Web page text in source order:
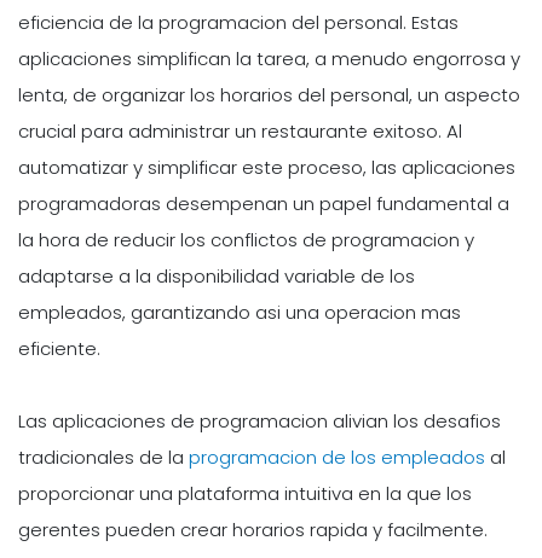
eficiencia de la programacion del personal. Estas
aplicaciones simplifican la tarea, a menudo engorrosa y
lenta, de organizar los horarios del personal, un aspecto
crucial para administrar un restaurante exitoso. Al
automatizar y simplificar este proceso, las aplicaciones
programadoras desempenan un papel fundamental a
la hora de reducir los conflictos de programacion y
adaptarse a la disponibilidad variable de los
empleados, garantizando asi una operacion mas
eficiente.
Las aplicaciones de programacion alivian los desafios
tradicionales de la programacion de los empleados al
proporcionar una plataforma intuitiva en la que los
gerentes pueden crear horarios rapida y facilmente.